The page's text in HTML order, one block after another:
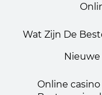
Wat Zijn De
Nieuwe
Online